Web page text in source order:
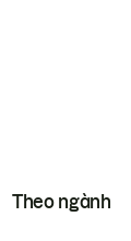
Theo ngành